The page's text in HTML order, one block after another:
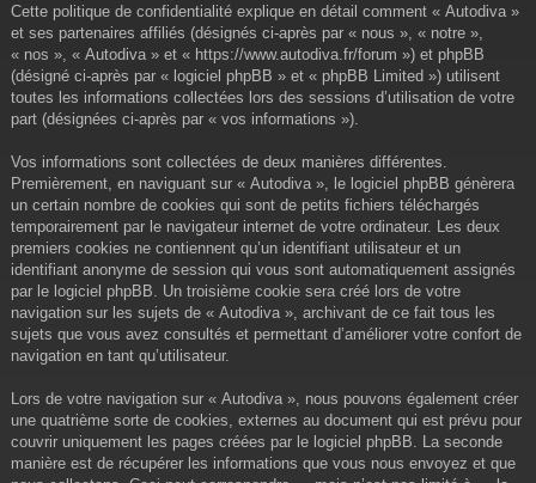
Cette politique de confidentialité explique en détail comment « Autodiva »
et ses partenaires affiliés (désignés ci-après par « nous », « notre »,
« nos », « Autodiva » et « https://www.autodiva.fr/forum ») et phpBB
(désigné ci-après par « logiciel phpBB » et « phpBB Limited ») utilisent
toutes les informations collectées lors des sessions d’utilisation de votre
part (désignées ci-après par « vos informations »).
Vos informations sont collectées de deux manières différentes.
Premièrement, en naviguant sur « Autodiva », le logiciel phpBB génèrera
un certain nombre de cookies qui sont de petits fichiers téléchargés
temporairement par le navigateur internet de votre ordinateur. Les deux
premiers cookies ne contiennent qu’un identifiant utilisateur et un
identifiant anonyme de session qui vous sont automatiquement assignés
par le logiciel phpBB. Un troisième cookie sera créé lors de votre
navigation sur les sujets de « Autodiva », archivant de ce fait tous les
sujets que vous avez consultés et permettant d’améliorer votre confort de
navigation en tant qu’utilisateur.
Lors de votre navigation sur « Autodiva », nous pouvons également créer
une quatrième sorte de cookies, externes au document qui est prévu pour
couvrir uniquement les pages créées par le logiciel phpBB. La seconde
manière est de récupérer les informations que vous nous envoyez et que